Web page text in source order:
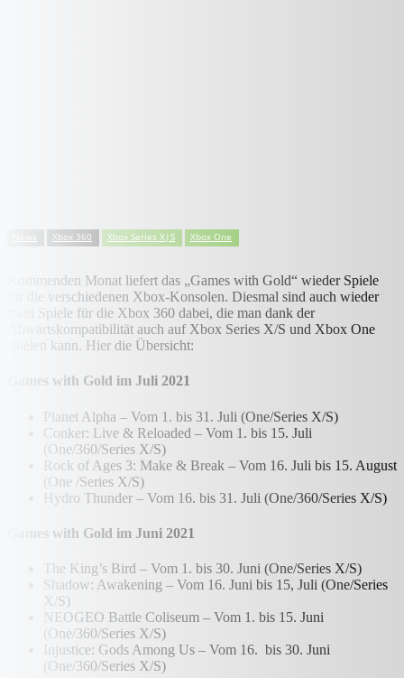
Xbox 360 Xbox Series X|S Xbox One
Kommenden Monat liefert das „Games with Gold“ wieder Spiele
für die verschiedenen Xbox-Konsolen. Diesmal sind auch wieder
zwei Spiele für die Xbox 360 dabei, die man dank der
Abwärtskompatibilität auch auf Xbox Series X/S und Xbox One
spielen kann. Hier die Übersicht:
Games with Gold im Juli 2021
Planet Alpha – Vom 1. bis 31. Juli (One/Series X/S)
Conker: Live & Reloaded – Vom 1. bis 15. Juli
(One/360/Series X/S)
Rock of Ages 3: Make & Break – Vom 16. Juli bis 15. August
(One /Series X/S)
Hydro Thunder – Vom 16. bis 31. Juli (One/360/Series X/S)
Games with Gold im Juni 2021
The King’s Bird – Vom 1. bis 30. Juni (One/Series X/S)
Shadow: Awakening – Vom 16. Juni bis 15, Juli (One/Series
X/S)
NEOGEO Battle Coliseum – Vom 1. bis 15. Juni
(One/360/Series X/S)
Injustice: Gods Among Us – Vom 16. bis 30. Juni
(One/360/Series X/S)